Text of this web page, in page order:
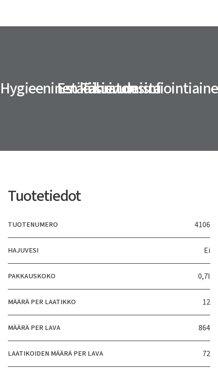
Hygieeninen käsien desinfiointiaine
Estää kuivumista
Tahraton
Tuotetiedot
TUOTENUMERO 4106
HAJUVESI Ei
PAKKAUSKOKO 0,7l
MÄÄRÄ PER LAATIKKO 12
MÄÄRÄ PER LAVA 864
LAATIKOIDEN MÄÄRÄ PER LAVA 72